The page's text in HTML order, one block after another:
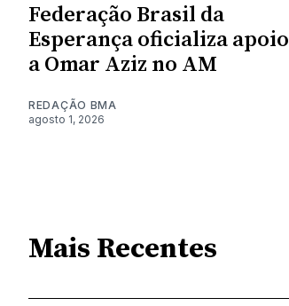
Federação Brasil da
Esperança oficializa apoio
a Omar Aziz no AM
REDAÇÃO BMA
agosto 1, 2026
Mais Recentes